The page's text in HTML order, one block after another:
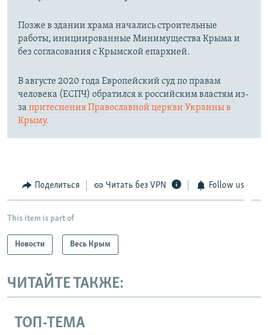
Позже в здании храма начались строительные
работы, инициированные Минимущества Крыма и
без согласования с Крымской епархией.
В августе 2020 года Европейский суд по правам
человека (ЕСПЧ) обратился к российским властям из-
за притеснения Православной церкви Украины в
Крыму.
Поделиться Читать без VPN Follow us
This item is part of
Новости Весь Крым
ЧИТАЙТЕ ТАКЖЕ:
ТОП-ТЕМА